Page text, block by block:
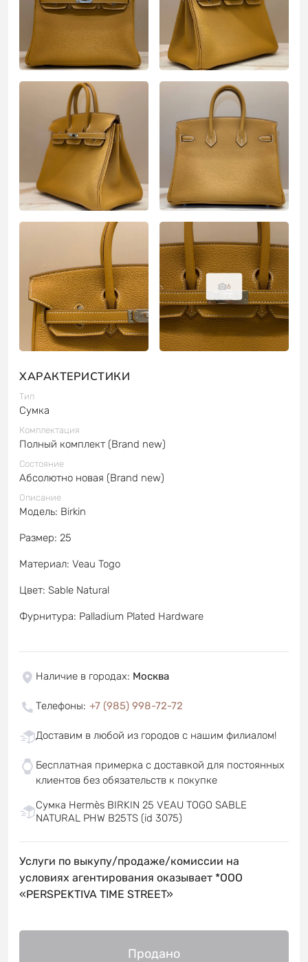
6
ХАРАКТЕРИСТИКИ
Тип
Сумка
Комплектация
Полный комплект (Brand new)
Состояние
Абсолютно новая (Brand new)
Описание
Модель: Birkin
Размер: 25
Материал: Veau Togo
Цвет: Sable Natural
Фурнитура: Palladium Plated Hardware
Наличие в городах: Москва
Телефоны: +7 (985) 998-72-72
Доставим в любой из городов с нашим филиалом!
Бесплатная примерка с доставкой для постоянных
клиентов без обязательств к покупке
Сумка Hermès BIRKIN 25 VEAU TOGO SABLE
NATURAL PHW B25TS (id 3075)
Услуги по выкупу/продаже/комиссии на
условиях агентирования оказывает *OOO
«PERSPEKTIVA TIME STREET»
Продано